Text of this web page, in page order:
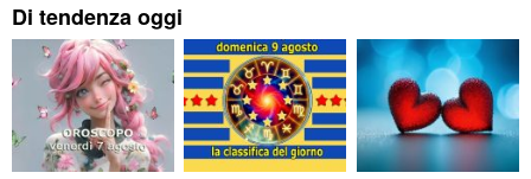
Di tendenza oggi